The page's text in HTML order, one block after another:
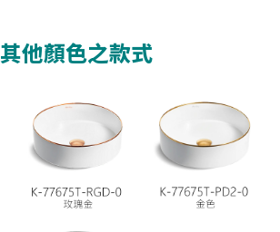
其他顏色之款式